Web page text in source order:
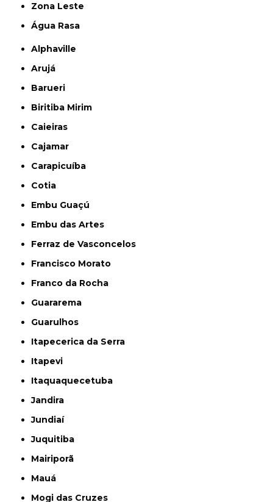
Zona Leste
Água Rasa
Alphaville
Arujá
Barueri
Biritiba Mirim
Caieiras
Cajamar
Carapicuíba
Cotia
Embu Guaçú
Embu das Artes
Ferraz de Vasconcelos
Francisco Morato
Franco da Rocha
Guararema
Guarulhos
Itapecerica da Serra
Itapevi
Itaquaquecetuba
Jandira
Jundiaí
Juquitiba
Mairiporã
Mauá
Mogi das Cruzes